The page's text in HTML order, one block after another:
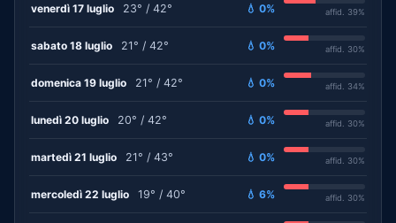
venerdì 17 luglio 23° / 42° 💧 0% affid. 39%
sabato 18 luglio 21° / 42° 💧 0% affid. 30%
domenica 19 luglio 21° / 42° 💧 0% affid. 34%
lunedì 20 luglio 20° / 42° 💧 0% affid. 30%
martedì 21 luglio 21° / 43° 💧 0% affid. 30%
mercoledì 22 luglio 19° / 40° 💧 6% affid. 30%